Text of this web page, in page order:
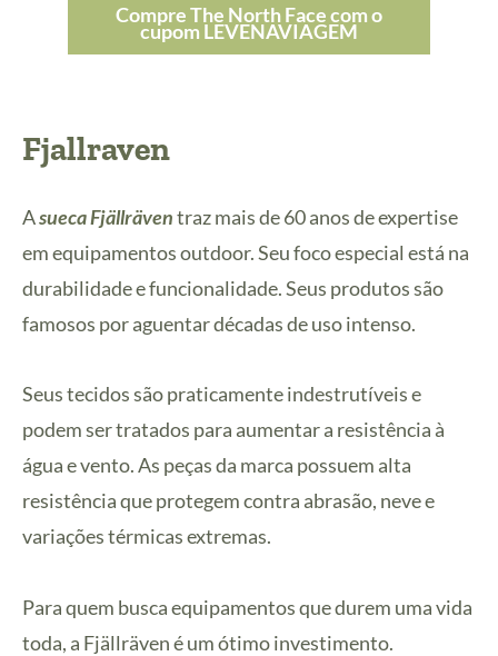
Compre The North Face com o
cupom LEVENAVIAGEM
Fjallraven
Asueca Fjällräventraz mais de 60 anos de expertise
em equipamentos outdoor. Seu foco especial está na
durabilidade e funcionalidade. Seus produtos são
famosos por aguentar décadas de uso intenso.
Seus tecidos são praticamente indestrutíveis e
podem ser tratados para aumentar a resistência à
água e vento. As peças da marca possuem alta
resistência que protegem contra abrasão, neve e
variações térmicas extremas.
Para quem busca equipamentos que durem uma vida
toda, a Fjällräven é um ótimo investimento.